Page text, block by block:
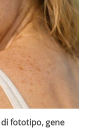
fototipo, gene